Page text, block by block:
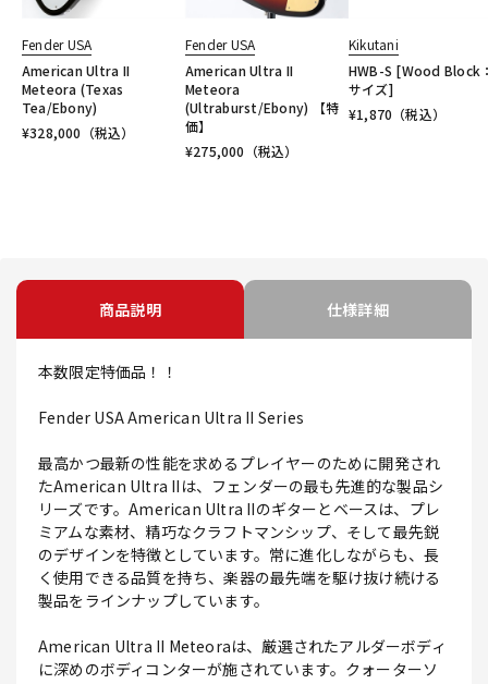
Fender USA
American Ultra II
Meteora (Texas
Tea/Ebony)
¥328,000 （税込）
Fender USA
American Ultra II
Meteora
(Ultraburst/Ebony) 【特
価】
¥275,000 （税込）
Kikutani
HWB-S [Wood Block
サイズ]
¥1,870 （税込）
商品説明 仕様詳細
本数限定特価品！！
Fender USA American Ultra II Series
最高かつ最新の性能を求めるプレイヤーのために開発され
たAmerican Ultra IIは、フェンダーの最も先進的な製品シ
リーズです。American Ultra IIのギターとベースは、プレ
ミアムな素材、精巧なクラフトマンシップ、そして最先鋭
のデザインを特徴としています。常に進化しながらも、長
く使用できる品質を持ち、楽器の最先端を駆け抜け続ける
製品をラインナップしています。
American Ultra II Meteoraは、厳選されたアルダーボディ
に深めのボディコンターが施されています。クォーターソ